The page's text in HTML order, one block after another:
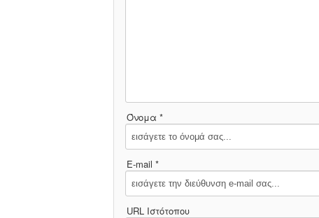
Όνομα *
E-mail *
URL Ιστότοπου